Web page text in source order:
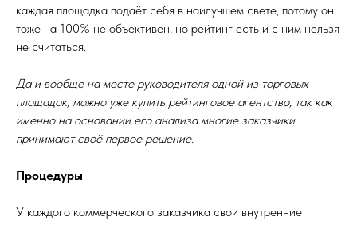
каждая площадка подаёт себя в наилучшем свете, потому он
тоже на 100% не объективен, но рейтинг есть и с ним нельзя
не считаться.
Да и вообще на месте руководителя одной из торговых
площадок, можно уже купить рейтинговое агентство, так как
именно на основании его анализа многие заказчики
принимают своё первое решение.
Процедуры
У каждого коммерческого заказчика свои внутренние